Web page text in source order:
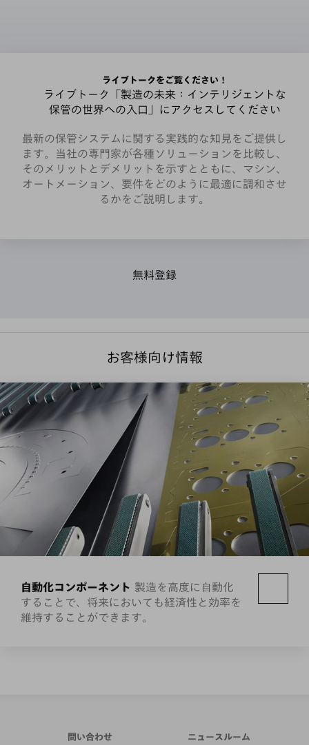
ライブトークをご覧ください！
ライブトーク「製造の未来：インテリジェントな
保管の世界への入口」にアクセスしてください
最新の保管システムに関する実践的な知見をご提供し
ます。当社の専門家が各種ソリューションを比較し、
そのメリットとデメリットを示すとともに、マシン、
オートメーション、要件をどのように最適に調和させ
るかをご説明します。
お客様向け情報
自動化コンポーネント 製造を高度に自動化
することで、将来においても経済性と効率を
維持することができます。
問い合わせ ニュースルーム